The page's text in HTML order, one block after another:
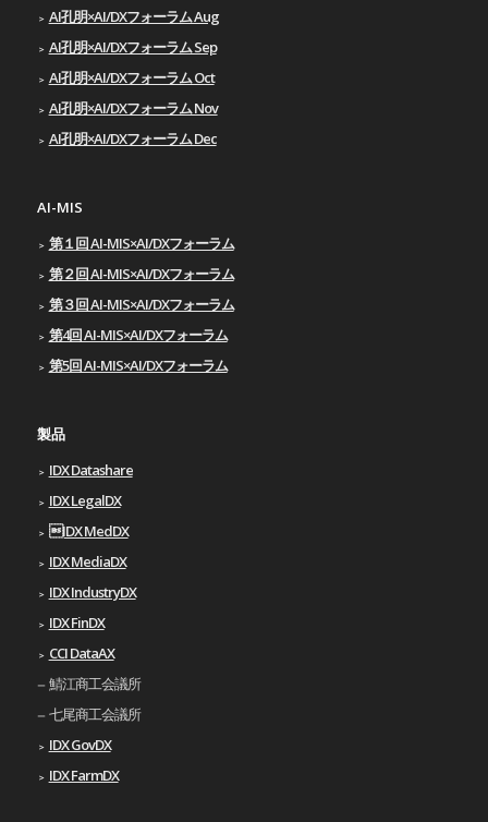
AI孔明×AI/DXフォーラム Aug
AI孔明×AI/DXフォーラム Sep
AI孔明×AI/DXフォーラム Oct
AI孔明×AI/DXフォーラム Nov
AI孔明×AI/DXフォーラム Dec
AI-MIS
第１回 AI-MIS×AI/DXフォーラム
第２回 AI-MIS×AI/DXフォーラム
第３回 AI-MIS×AI/DXフォーラム
第4回 AI-MIS×AI/DXフォーラム
第5回 AI-MIS×AI/DXフォーラム
製品
IDX Datashare
IDX LegalDX
IDX MedDX
IDX MediaDX
IDX IndustryDX
IDX FinDX
CCI DataAX
鯖江商工会議所
七尾商工会議所
IDX GovDX
IDX FarmDX